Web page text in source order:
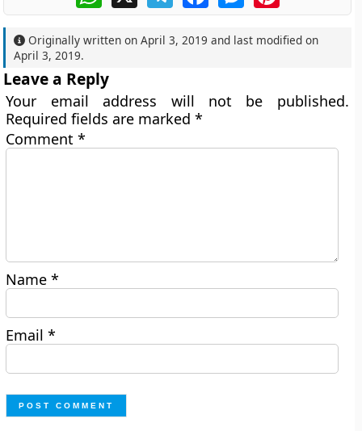
Originally written onApril 3, 2019 and last modified on
April 3, 2019.
Leave a Reply
Your email address will not be published.
Required fields are marked*
Comment*
Name*
Email*